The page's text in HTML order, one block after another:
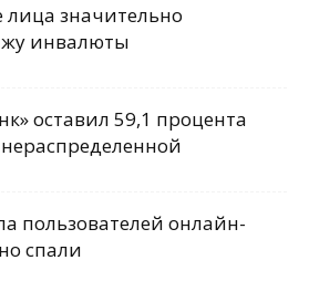
лица значительно
инвалюты
оставил 59,1 процента
пользователей онлайн-
спали